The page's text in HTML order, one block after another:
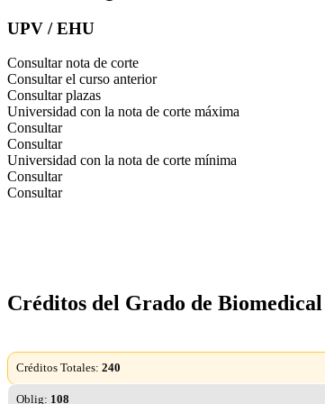
UPV / EHU
Consultar nota de corte
Consultar el curso anterior
Consultar plazas
Universidad con la nota de corte máxima
Consultar
Consultar
Universidad con la nota de corte mínima
Consultar
Consultar
Créditos del Grado de
Créditos Totales: 240
Oblig: 108